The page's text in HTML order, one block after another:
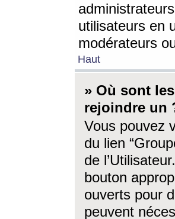
utilisateurs en
modérateurs
Haut
» Où sont
rejoindre un
Vous pouvez
du lien
de
bouton
ouverts pour
peuvent